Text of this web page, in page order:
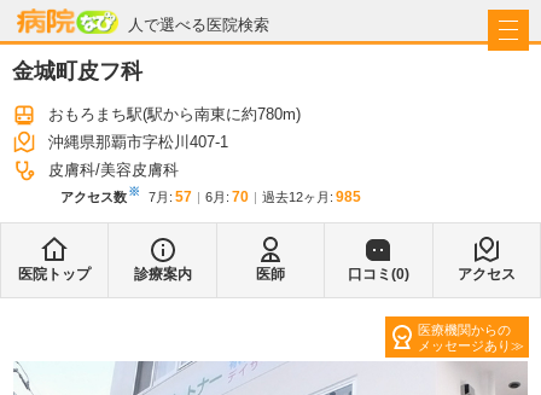
人で選べる医院検索
病院なび
金城町皮フ科
おもろまち駅(駅から南東に約780m)
沖縄県那覇市字松川407-1
皮膚科 美容皮膚科
アクセス数※ 7月 : 57 6月 : 70 過去12ヶ月: 985
医院トップ 診療案内 医師 口コミ(0) アクセス
医療機関からの
メッセージあり